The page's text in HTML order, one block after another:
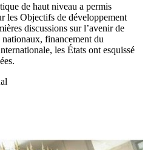
de haut niveau a permis
les Objectifs de développement
discussions sur l’avenir de
financement du
les États ont esquissé